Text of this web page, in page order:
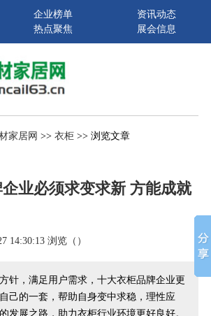
企业榜单
资讯动态
热点聚焦 展会信息
家居网 >> 衣柜>> 浏览文章
业必须求变求新 方能成就
14:30:13 浏览（ ）
针，满足用户需求，十大衣柜品牌企业更
己的一套，帮助自身变中求稳，理性应
发展之路，助力衣柜行业环境更好良好。